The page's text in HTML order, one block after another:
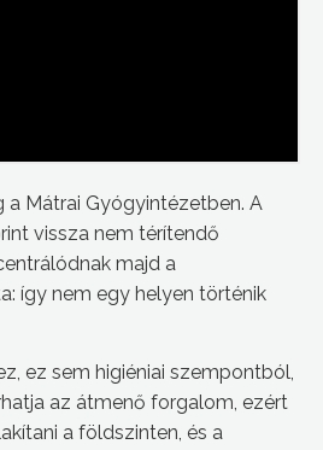
a Mátrai Gyógyintézetben. A
vissza nem térítendő
majd a
így nem egy helyen történik
ez sem higiéniai szempontból,
az átmenő forgalom, ezért
a földszinten, és a